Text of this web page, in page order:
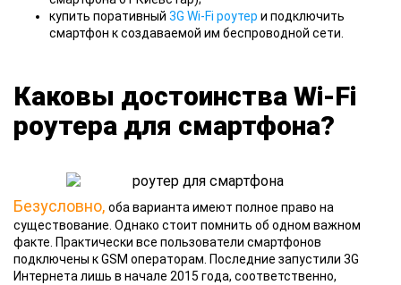
купить поративный 3G Wi-Fi роутер и подключить
смартфон к создаваемой им беспроводной сети.
Каковы достоинства Wi-Fi
роутера для смартфона?
Безусловно, оба варианта имеют полное право на
существование. Однако стоит помнить об одном важном
факте. Практически все пользователи смартфонов
подключены к GSM операторам. Последние запустили 3G
Интернета лишь в начале 2015 года, соответственно,